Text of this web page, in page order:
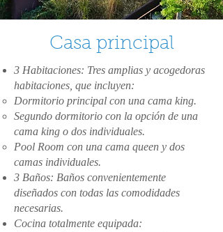
Casa principal
3 Habitaciones: Tres amplias y acogedoras
habitaciones, que incluyen:
Dormitorio principal con una cama king.
Segundo dormitorio con la opción de una
cama king o dos individuales.
Pool Room con una cama queen y dos
camas individuales.
3 Baños: Baños convenientemente
diseñados con todas las comodidades
necesarias.
Cocina totalmente equipada: